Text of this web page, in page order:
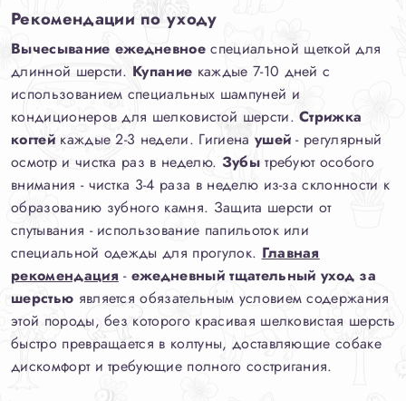
Рекомендации по уходу
Вычесывание ежедневное специальной щеткой для
длинной шерсти. Купание каждые 7-10 дней с
использованием специальных шампуней и
кондиционеров для шелковистой шерсти.Стрижка
когтейкаждые 2-3 недели. Гигиена ушей - регулярный
осмотр и чистка раз в неделю. Зубытребуют особого
внимания - чистка 3-4 раза в неделю из-за склонности к
образованию зубного камня. Защита шерсти от
спутывания - использование папильоток или
специальной одежды для прогулок. Главная
рекомендация - ежедневный тщательный уход за
шерстью является обязательным условием содержания
этой породы, без которого красивая шелковистая шерсть
быстро превращается в колтуны, доставляющие собаке
дискомфорт и требующие полного состригания.